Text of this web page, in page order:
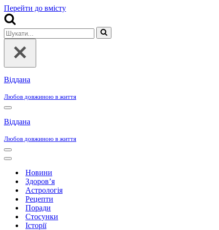
Перейти до вмісту
Шукати...
Віддана
Любов довжиною в життя
Меню
навігації
Віддана
Любов довжиною в життя
Меню
навігації
Меню
навігаціїНовини
Здоров’я
Астрологія
Рецепти
Поради
Стосунки
Історії